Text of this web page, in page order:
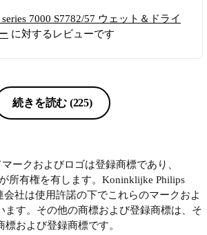
にコップ1杯の浄水
より，水道水のカル
（旧型）から，新型
更新して，剃り方
してくれるので，上
バー本体を回転させ
間にはやや不自然な
にくいところから，
初に難敵の「あご」
でおこなう。次に2
series 7000 S7782/57 ウェット＆ドライ
に対するレビューです
続きを読む (225)
ークおよびロゴは登録商標であり、
所有権を有します。Koninklijke Philips
会社は使用許諾の下でこれらのマークおよ
ます。その他の商標および登録商標は、そ
および登録商標です。